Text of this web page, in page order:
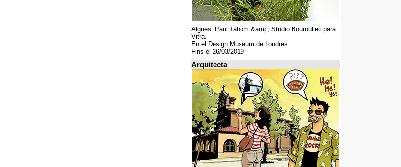
Algues. Paul Tahom &amp; Studio Bouroullec para
Vitra.
En el Design Museum de Londres.
Fins el 26/03/2019
Arquitecta